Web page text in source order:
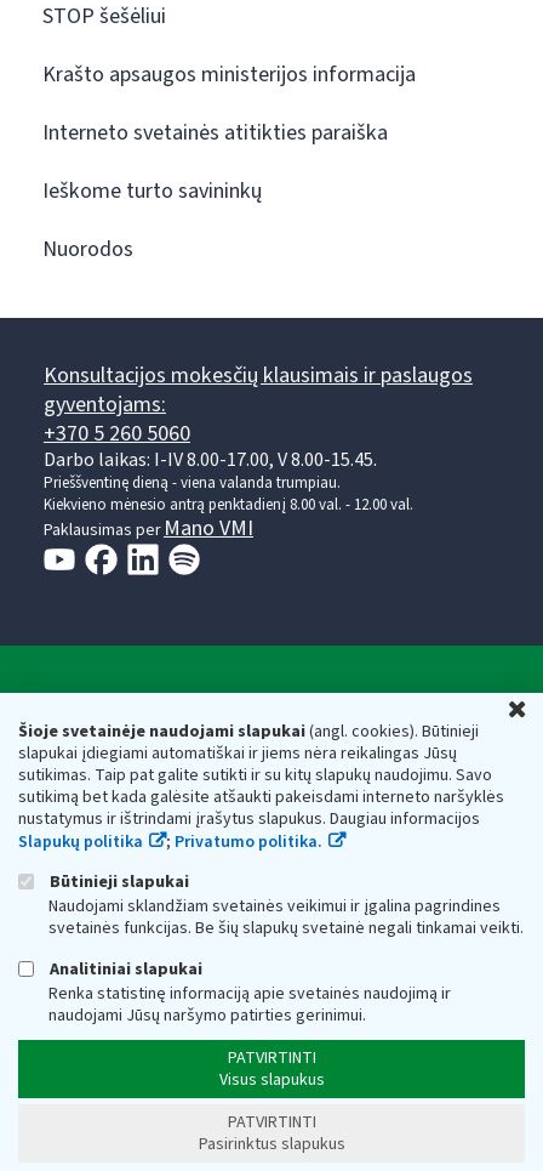
Šioje svetainėje naudojami slapukai(angl. cookies). Būtinieji
slapukai įdiegiami automatiškai ir jiems nėra reikalingas Jūsų
sutikimas. Taip pat galite sutikti ir su kitų slapukų naudojimu. Savo
sutikimą bet kada galėsite atšaukti pakeisdami interneto naršyklės
nustatymus ir ištrindami įrašytus slapukus. Daugiau informacijos
Slapukų politika
; Privatumo politika.
Būtinieji slapukai
Naudojami sklandžiam svetainės veikimui ir įgalina pagrindines
svetainės funkcijas. Be šių slapukų svetainė negali tinkamai veikti.
Analitiniai slapukai
Renka statistinę informaciją apie svetainės naudojimą ir
naudojami Jūsų naršymo patirties gerinimui.
PATVIRTINTI
Visus slapukus
PATVIRTINTI
Pasirinktus slapukus
STOP šešėliui
Krašto apsaugos ministerijos informacija
Interneto svetainės atitikties paraiška
Ieškome turto savininkų
Nuorodos
Konsultacijos mokesčių klausimais ir paslaugos
gyventojams:
+370 5 260 5060
Darbo laikas: I-IV 8.00-17.00, V 8.00-15.45.
Prieššventinę dieną - viena valanda trumpiau.
Kiekvieno mėnesio antrą penktadienį 8.00 val. - 12.00 val.
Paklausimas perMano VMI
Valstybinė mokesčių inspekcija prie Lietuvos
Respublikos finansų ministerijos
Biudžetinė įstaiga. Juridinio asmens kodas — 188659752,
adresas: Vasario 16-osios g. 14, 01107 Vilnius, Lietuva, el.paštas:
vmi@vmi.lt , E. pristatymo dėžutės adresas 188659752
Duomenys apie Valstybinę mokesčių inspekciją prie Lietuvos
Respublikos finansų ministerijos kaupiami ir saugomi Juridinių